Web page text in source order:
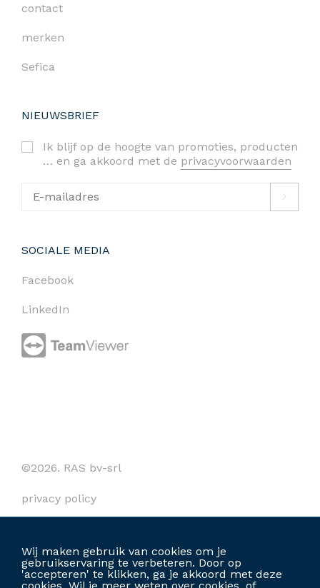
Wij maken gebruik van cookies om je
gebruikservaring te verbeteren. Door op
'accepteren' te klikken, ga je akkoord met deze
contact
merken
Sefica
NIEUWSBRIEF
Ik blijf op de hoogte van promoties, producten
… en ga akkoord met de privacyvoorwaarden
SOCIALE MEDIA
Facebook
LinkedIn
©2026. RAS bv-srl
privacy policy
algemene voorwaarden